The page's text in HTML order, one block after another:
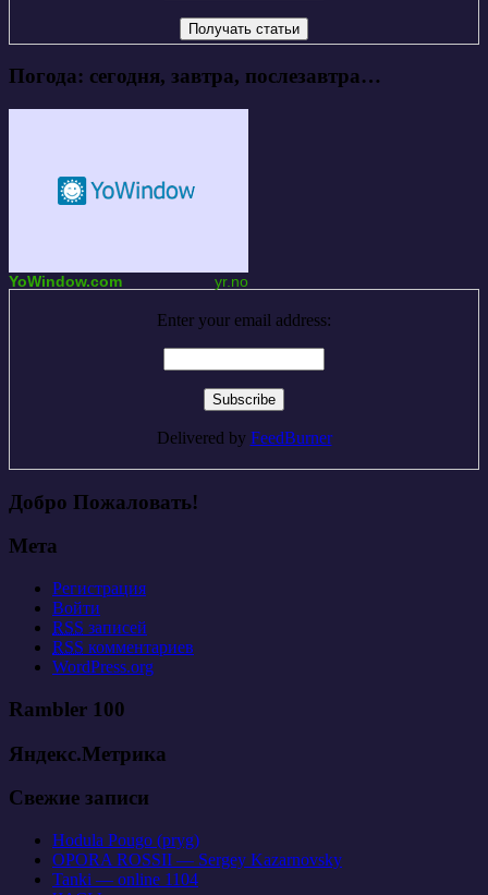
Погода: сегодня, завтра, послезавтра…
YoWindow.com yr.no
Enter your email address:
Delivered by FeedBurner
Добро Пожаловать!
Мета
Регистрация
Войти
RSS записей
RSS комментариев
WordPress.org
Rambler 100
Яндекс.Метрика
Свежие записи
Hodula Pougo (pryg)
OPORA ROSSII — Sergey Kazarnovsky
Tanki — online 1104